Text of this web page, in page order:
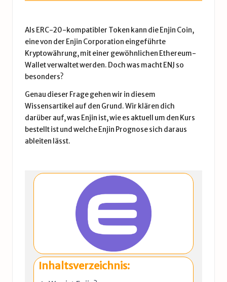
Als ERC-20-kompatibler Token kann die Enjin Coin,
eine von der Enjin Corporation eingeführte
Kryptowährung, mit einer gewöhnlichen Ethereum-
Wallet verwaltet werden. Doch was macht ENJ so
besonders?
Genau dieser Frage gehen wir in diesem
Wissensartikel auf den Grund. Wir klären dich
darüber auf, was Enjin ist, wie es aktuell um den Kurs
bestellt ist und welche Enjin Prognose sich daraus
ableiten lässt.
Inhaltsverzeichnis: